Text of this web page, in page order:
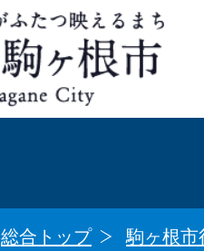
総合トップ
駒ヶ根市